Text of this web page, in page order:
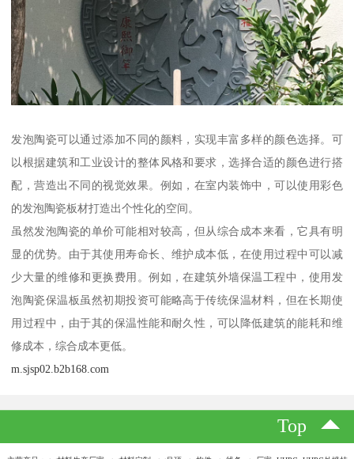
发泡陶瓷可以通过添加不同的颜料，实现丰富多样的颜色选择。可
以根据建筑和工业设计的整体风格和要求，选择合适的颜色进行搭
配，营造出不同的视觉效果。例如，在室内装饰中，可以使用彩色
的发泡陶瓷板材打造出个性化的空间。
虽然发泡陶瓷的单价可能相对较高，但从综合成本来看，它具有明
显的优势。由于其使用寿命长、维护成本低，在使用过程中可以减
少大量的维修和更换费用。例如，在建筑外墙保温工程中，使用发
泡陶瓷保温板虽然初期投资可能略高于传统保温材料，但在长期使
用过程中，由于其的保温性能和耐久性，可以降低建筑的能耗和维
修成本，综合成本更低。
m.sjsp02.b2b168.com
Top